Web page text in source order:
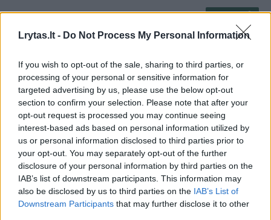
Lrytas.lt - Do Not Process My Personal Information
If you wish to opt-out of the sale, sharing to third parties, or
processing of your personal or sensitive information for
targeted advertising by us, please use the below opt-out
section to confirm your selection. Please note that after your
opt-out request is processed you may continue seeing
interest-based ads based on personal information utilized by
us or personal information disclosed to third parties prior to
your opt-out. You may separately opt-out of the further
disclosure of your personal information by third parties on the
IAB’s list of downstream participants. This information may
also be disclosed by us to third parties on the IAB’s List of
Downstream Participants that may further disclose it to other
00:04:00
įprotį: tą daro daugiau nei pusė pradinukų
Visi įrašai
Žiūrimiausi įrašai
00:00:30
Vaizdai iš tragiškos avarijos Vilniaus r.: dviejų moterų ir
vaiko gyvybių išgelbėti nepavyko